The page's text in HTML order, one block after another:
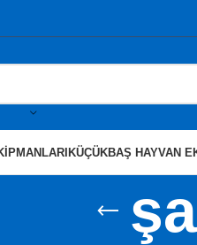
KÜÇÜKBAŞ HAYVAN